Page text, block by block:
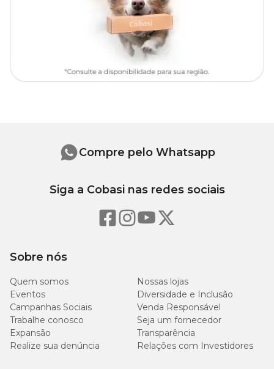
Sobre nós
Quem somos
Nossas lojas
Eventos
Diversidade e Inclusão
Campanhas Sociais
Venda Responsável
Trabalhe conosco
Seja um fornecedor
Expansão
Transparência
Realize sua denúncia
Relações com Investidores
Compre pelo Whatsapp
Siga a Cobasi nas redes sociais